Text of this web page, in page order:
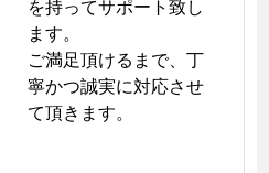
を持ってサポート致し
ます。
ご満足頂けるまで、丁
寧かつ誠実に対応させ
て頂きます。